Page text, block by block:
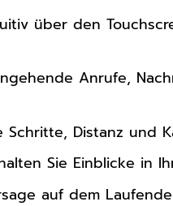
über den
Anrufe,
Distanz und
Sie Einblicke in
auf dem